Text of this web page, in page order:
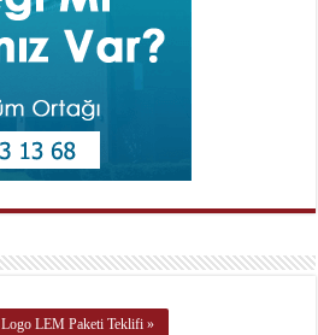
Logo LEM Paketi Teklifi »